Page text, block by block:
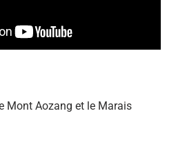
Mont Aozang et le Marais